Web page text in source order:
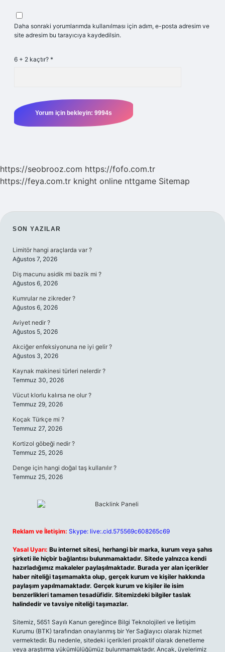
Daha sonraki yorumlarımda kullanılması için adım, e-posta adresim ve
site adresim bu tarayıcıya kaydedilsin.
6 + 2 kaçtır? *
https://seobrooz.com https://fofo.com.tr
https://feya.com.tr knight online nttgame Sitemap
SIDEBAR
SON YAZILAR
Limitör hangi araçlarda var ?
Ağustos 7, 2026
Diş macunu asidik mi bazik mi ?
Ağustos 6, 2026
Kumrular ne zikreder ?
Ağustos 6, 2026
Aviyet nedir ?
Ağustos 5, 2026
Akciğer enfeksiyonuna ne iyi gelir ?
Ağustos 3, 2026
Kaynak makinesi türleri nelerdir ?
Temmuz 30, 2026
Vücut klorlu kalırsa ne olur ?
Temmuz 29, 2026
Koçak Türkçe mi ?
Temmuz 27, 2026
Kortizol göbeği nedir ?
Temmuz 25, 2026
Denge için hangi doğal taş kullanılır ?
Temmuz 25, 2026
Reklam ve İletişim: Skype: live:.cid.575569c608265c69
Yasal Uyarı: Bu internet sitesi, herhangi bir marka, kurum veya şahıs
şirketi ile hiçbir bağlantısı bulunmamaktadır. Sitede yalnızca kendi
hazırladığımız makaleler paylaşılmaktadır. Burada yer alan içerikler
haber niteliği taşımamakta olup, gerçek kurum ve kişiler hakkında
paylaşım yapılmamaktadır. Gerçek kurum ve kişiler ile isim
benzerlikleri tamamen tesadüfidir. Sitemizdeki bilgiler taslak
halindedir ve tavsiye niteliği taşımazlar.
Sitemiz, 5651 Sayılı Kanun gereğince Bilgi Teknolojileri ve İletişim
Kurumu (BTK) tarafından onaylanmış bir Yer Sağlayıcı olarak hizmet
vermektedir. Bu nedenle, sitedeki içerikleri proaktif olarak denetleme
veya araştırma yükümlülüğümüz bulunmamaktadır. Ancak, üyelerimiz